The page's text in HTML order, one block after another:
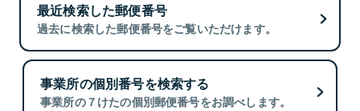
最近検索した郵便番号
過去に検索した郵便番号をご覧いただけます。
事業所の個別番号を検索する
事業所の７けたの個別郵便番号をお調べします。